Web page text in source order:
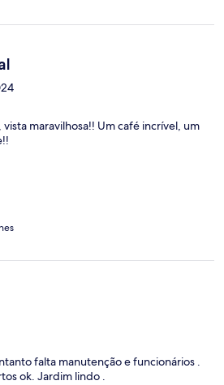
maravilhosa!! Um café incrível, um
falta manutenção e funcionários .
ok. Jardim lindo .